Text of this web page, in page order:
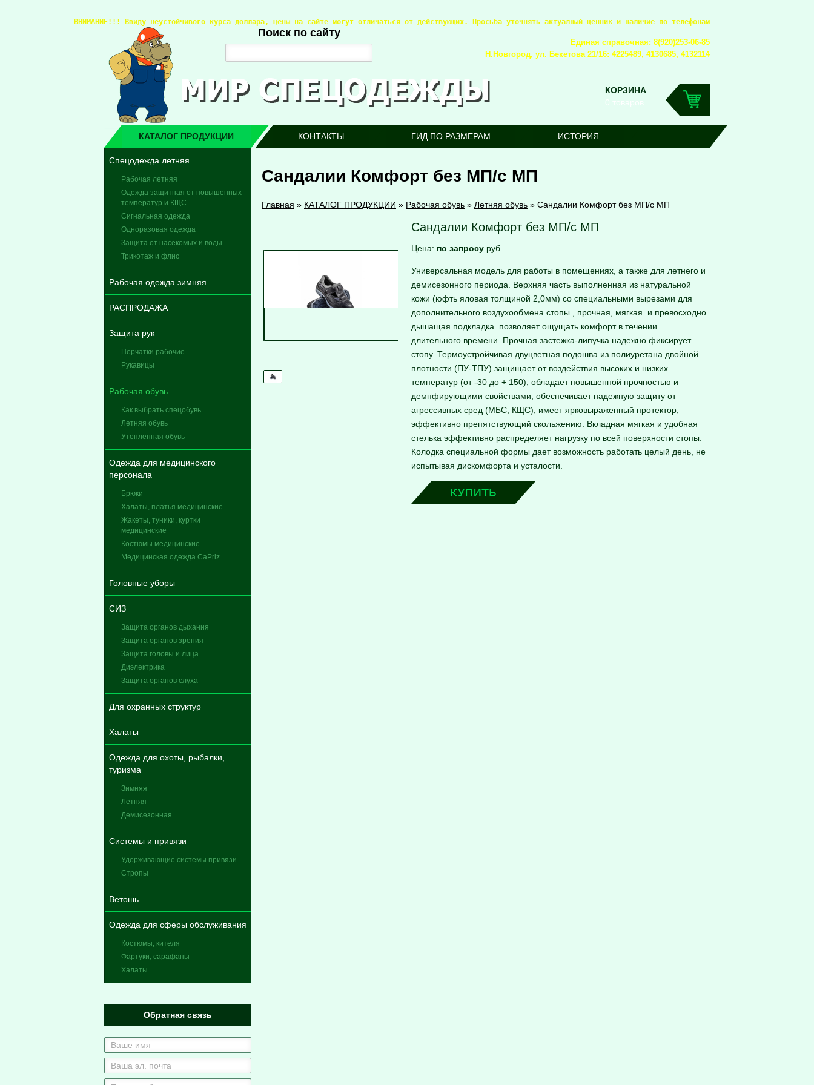
Поиск по сайту
КОРЗИНА
0 товаров
ВНИМАНИЕ!!! Ввиду неустойчивого курса доллара, цены на сайте могут отличаться от действующих. Просьба уточнять актуалный ценник и наличие по телефонам
Единая справочная: 8(920)253-06-85
Н.Новгород, ул. Бекетова 21/16: 4225489, 4130685, 4132114
КАТАЛОГ ПРОДУКЦИИ КОНТАКТЫ ГИД ПО РАЗМЕРАМ ИСТОРИЯ
Спецодежда летняя
Рабочая летняя
Одежда защитная от повышенных
температур и КЩС
Сигнальная одежда
Одноразовая одежда
Защита от насекомых и воды
Трикотаж и флис
Рабочая одежда зимняя
РАСПРОДАЖА
Защита рук
Перчатки рабочие
Рукавицы
Рабочая обувь
Как выбрать спецобувь
Летняя обувь
Утепленная обувь
Одежда для медицинского
персонала
Брюки
Халаты, платья медицинские
Жакеты, туники, куртки
медицинские
Костюмы медицинские
Медицинская одежда CaPriz
Головные уборы
СИЗ
Защита органов дыхания
Защита органов зрения
Защита головы и лица
Диэлектрика
Защита органов слуха
Для охранных структур
Халаты
Одежда для охоты, рыбалки,
туризма
Зимняя
Летняя
Демисезонная
Системы и привязи
Удерживающие системы привязи
Стропы
Ветошь
Одежда для сферы обслуживания
Костюмы, кителя
Фартуки, сарафаны
Халаты
Обратная связь
Сандалии Комфорт без МП/с МП
Главная » КАТАЛОГ ПРОДУКЦИИ » Рабочая обувь » Летняя обувь » Сандалии Комфорт без МП/с МП
Сандалии Комфорт без МП/с МП
Цена: по запросу руб.
Универсальная модель для работы в помещениях, а также для летнего и
демисезонного периода. Верхняя часть выполненная из натуральной
кожи (юфть яловая толщиной 2,0мм) со специальными вырезами для
дополнительного воздухообмена стопы , прочная, мягкая и превосходно
дышащая подкладка позволяет ощущать комфорт в течении
длительного времени. Прочная застежка-липучка надежно фиксирует
стопу. Термоустройчивая двуцветная подошва из полиуретана двойной
плотности (ПУ-ТПУ) защищает от воздействия высоких и низких
температур (от -30 до + 150), обладает повышенной прочностью и
демпфирующими свойствами, обеспечивает надежную защиту от
агрессивных сред (МБС, КЩС), имеет ярковыраженный протектор,
эффективно препятствующий скольжению. Вкладная мягкая и удобная
стелька эффективно распределяет нагрузку по всей поверхности стопы.
Колодка специальной формы дает возможность работать целый день, не
испытывая дискомфорта и усталости.